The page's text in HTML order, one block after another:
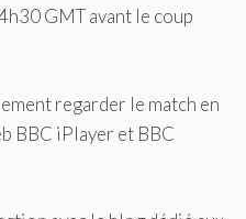
GMT avant le coup
regarder le match en
BBC iPlayer et BBC